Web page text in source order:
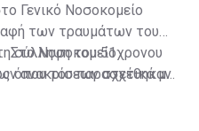
Γενικό Νοσοκομείο
των τραυμάτων του
Στο Νοσοκομείο
όπου του παρασχέθηκαν
σύλληψη του 51χρονου
ανακρίσεων σχετικά με